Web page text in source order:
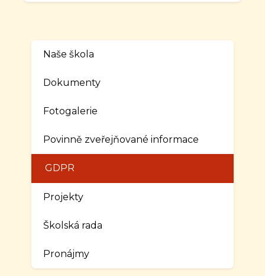
Naše škola
Dokumenty
Fotogalerie
Povinně zveřejňované informace
GDPR
Projekty
Školská rada
Pronájmy